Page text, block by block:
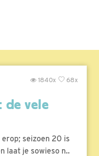
68x
1840x
de vele
seizoen 20 is
laat je sowieso n..